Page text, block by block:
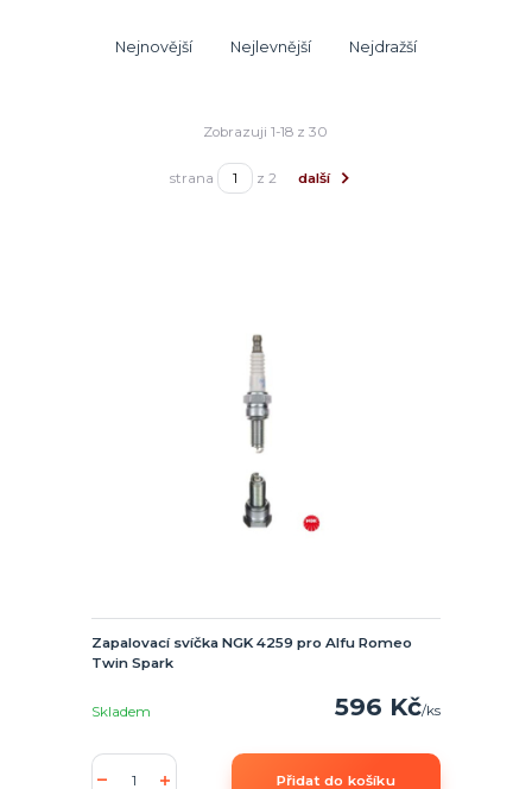
Nejnovější Nejlevnější Nejdražší
Zobrazuji 1-18 z 30
strana z 2 další
Zapalovací svíčka NGK 4259 pro Alfu Romeo
Twin Spark
596 Kč/ks
Skladem
Přidat do košíku